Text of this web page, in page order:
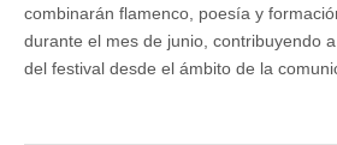
combinarán flamenco, poesía y
durante el mes de junio, contribuyendo
del festival desde el ámbito de la